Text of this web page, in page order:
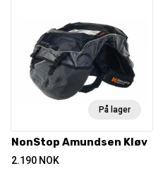
På lager
NonStop Amundsen Kløv
2.190 NOK